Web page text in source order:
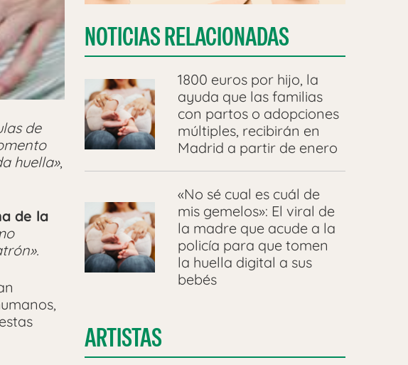
de
huella»,
de la
NOTICIAS RELACIONADAS
1800 euros por hijo, la
ayuda que las familias
con partos o adopciones
múltiples, recibirán en
Madrid a partir de enero
«No sé cual es cuál de
mis gemelos»: El viral de
la madre que acude a la
policía para que tomen
la huella digital a sus
bebés
ARTISTAS